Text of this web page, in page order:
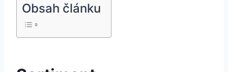
Obsah článku